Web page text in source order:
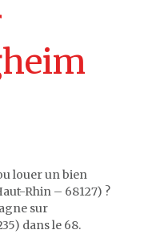
louer un bien
Rhin – 68127) ?
sur
dans le 68.